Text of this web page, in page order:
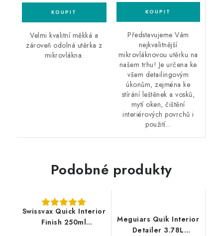
Velmi kvalitní měkká a
zároveň odolná utěrka z
mikrovlákna.
Představujeme Vám
nejkvalitnější
mikrovláknovou utěrku na
našem trhu! Je určena ke
všem detailingovým
úkonům, zejména ke
stírání leštěnek a vosků,
mytí oken, čištění
interiérových povrchů i
použití...
Podobné produkty
Swissvax Quick Interior
Finish 250ml
Meguiars Quik Interior
Detailer 3.78L